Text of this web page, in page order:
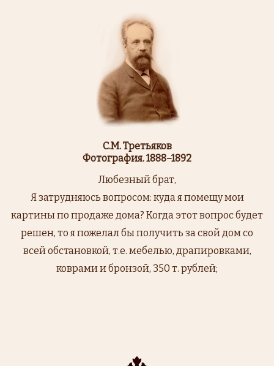
С.М. Третьяков
Фотография. 1888–1892
Любезный брат,
Я затрудняюсь вопросом: куда я помещу мои
картины по продаже дома? Когда этот вопрос будет
решен, то я пожелал бы получить за свой дом со
всей обстановкой, т.е. мебелью, драпировками,
коврами и бронзой, 350 т. рублей;